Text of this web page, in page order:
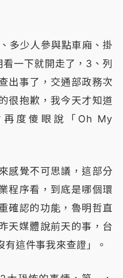
多少人參與點車廂、掛
一下就開走了，3、列
出事了，交通部政務次
很抱歉，我今天才知道
度傻眼說「Oh My
感覺不可思議，這部分
程序看，到底是哪個環
確認的功能，魯明哲直
天媒體說前天的事，台
這件事我來查證」。